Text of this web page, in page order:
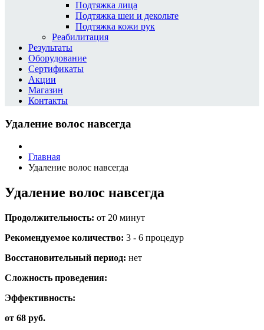
Подтяжка лица
Подтяжка шеи и декольте
Подтяжка кожи рук
Реабилитация
Результаты
Оборудование
Сертификаты
Акции
Магазин
Контакты
Удаление волос навсегда
Главная
Удаление волос навсегда
Удаление волос навсегда
Продолжительность: от 20 минут
Рекомендуемое количество: 3 - 6 процедур
Восстановительный период: нет
Сложность проведения:
Эффективность:
от 68 руб.